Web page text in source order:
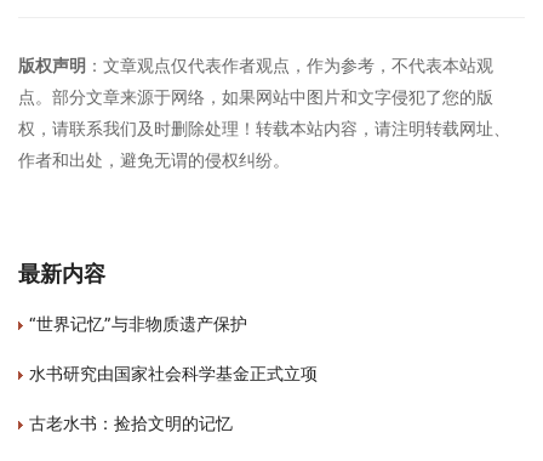
版权声明 ：文章观点仅代表作者观点，作为参考，不代表本站观
点。部分文章来源于网络，如果网站中图片和文字侵犯了您的版
权，请联系我们及时删除处理！转载本站内容，请注明转载网址、
作者和出处，避免无谓的侵权纠纷。
最新内容
“世界记忆”与非物质遗产保护
水书研究由国家社会科学基金正式立项
古老水书：捡拾文明的记忆